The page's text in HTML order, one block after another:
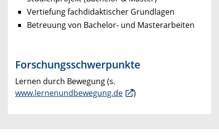
Vertiefung fachdidaktischer Grundlagen
Betreuung von Bachelor- und Masterarbeiten
Forschungsschwerpunkte
Lernen durch Bewegung (s.
www.lernenundbewegung.de
)